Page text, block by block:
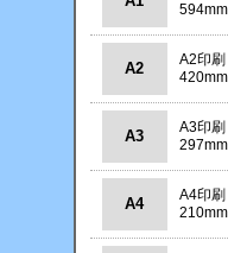
A2
A2印刷
A3
A3印刷
A4
A4印刷